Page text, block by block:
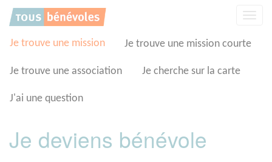
Je trouve une mission Je trouve une mission courte
Je trouve une association Je cherche sur la carte
J'ai une question
Je deviens bénévole
Panneau de gestion des cookies